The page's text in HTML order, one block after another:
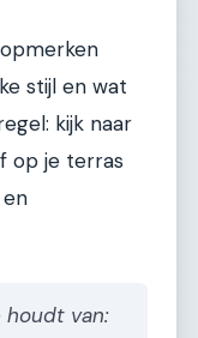
stijl en wat
kijk naar
op je terras
houdt van: